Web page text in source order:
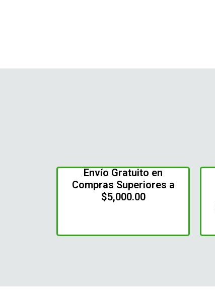
Envío Gratuito en
Compras Superiores a
$5,000.00